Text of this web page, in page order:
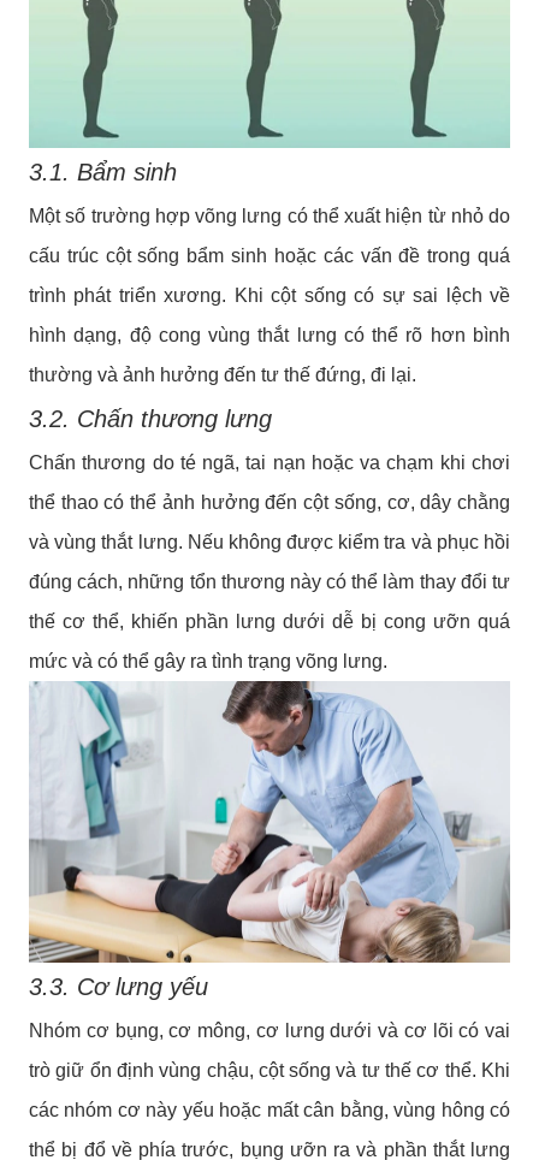
3.1. Bẩm sinh
Một số trường hợp võng lưng có thể xuất hiện từ nhỏ do
cấu trúc cột sống bẩm sinh hoặc các vấn đề trong quá
trình phát triển xương. Khi cột sống có sự sai lệch về
hình dạng, độ cong vùng thắt lưng có thể rõ hơn bình
thường và ảnh hưởng đến tư thế đứng, đi lại.
3.2. Chấn thương lưng
Chấn thương do té ngã, tai nạn hoặc va chạm khi chơi
thể thao có thể ảnh hưởng đến cột sống, cơ, dây chằng
và vùng thắt lưng. Nếu không được kiểm tra và phục hồi
đúng cách, những tổn thương này có thể làm thay đổi tư
thế cơ thể, khiến phần lưng dưới dễ bị cong ưỡn quá
mức và có thể gây ra tình trạng võng lưng.
3.3. Cơ lưng yếu
Nhóm cơ bụng, cơ mông, cơ lưng dưới và cơ lõi có vai
trò giữ ổn định vùng chậu, cột sống và tư thế cơ thể. Khi
các nhóm cơ này yếu hoặc mất cân bằng, vùng hông có
thể bị đổ về phía trước, bụng ưỡn ra và phần thắt lưng